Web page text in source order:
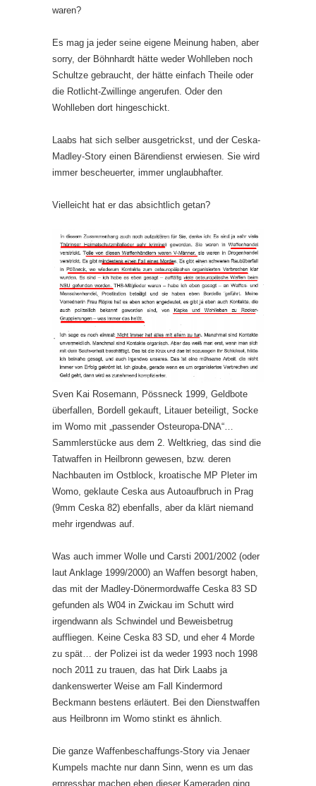
waren?
Es mag ja jeder seine eigene Meinung haben, aber
sorry, der Böhnhardt hätte weder Wohlleben noch
Schultze gebraucht, der hätte einfach Theile oder
die Rotlicht-Zwillinge angerufen. Oder den
Wohlleben dort hingeschickt.
Laabs hat sich selber ausgetrickst, und der Ceska-
Madley-Story einen Bärendienst erwiesen. Sie wird
immer bescheuerter, immer unglaubhafter.
Vielleicht hat er das absichtlich getan?
Sven Kai Rosemann, Pössneck 1999, Geldbote
überfallen, Bordell gekauft, Litauer beteiligt, Socke
im Womo mit „passender Osteuropa-DNA“…
Sammlerstücke aus dem 2. Weltkrieg, das sind die
Tatwaffen in Heilbronn gewesen, bzw. deren
Nachbauten im Ostblock, kroatische MP Pleter im
Womo, geklaute Ceska aus Autoaufbruch in Prag
(9mm Ceska 82) ebenfalls, aber da klärt niemand
mehr irgendwas auf.
Was auch immer Wolle und Carsti 2001/2002 (oder
laut Anklage 1999/2000) an Waffen besorgt haben,
das mit der Madley-Dönermordwaffe Ceska 83 SD
gefunden als W04 in Zwickau im Schutt wird
irgendwann als Schwindel und Beweisbetrug
auffliegen. Keine Ceska 83 SD, und eher 4 Morde
zu spät… der Polizei ist da weder 1993 noch 1998
noch 2011 zu trauen, das hat Dirk Laabs ja
dankenswerter Weise am Fall Kindermord
Beckmann bestens erläutert. Bei den Dienstwaffen
aus Heilbronn im Womo stinkt es ähnlich.
Die ganze Waffenbeschaffungs-Story via Jenaer
Kumpels machte nur dann Sinn, wenn es um das
erpressbar machen eben dieser Kameraden ging.